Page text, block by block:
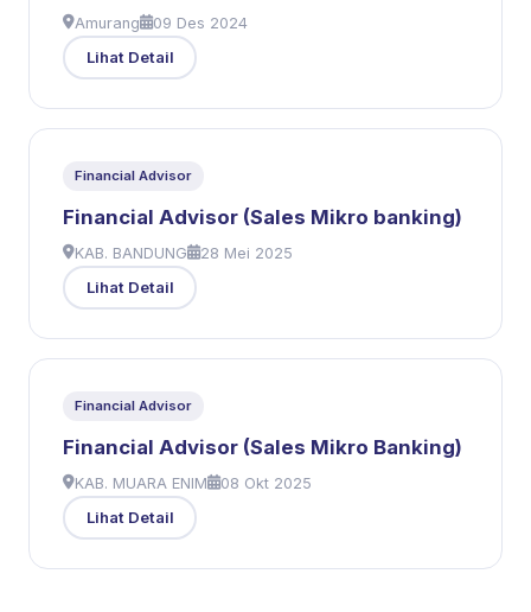
Amurang 09 Des 2024
Lihat Detail
Financial Advisor
Financial Advisor (Sales Mikro banking)
KAB. BANDUNG 28 Mei 2025
Lihat Detail
Financial Advisor
Financial Advisor (Sales Mikro Banking)
KAB. MUARA ENIM 08 Okt 2025
Lihat Detail